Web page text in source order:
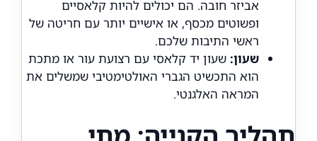
אביזר חובה. הם יכולים להיות קלאסיים
ופשוטים מכסף, או אישיים יותר עם חריטה של
ראשי התיבות שלכם.
שעון: שעון יד קלאסי עם רצועת עור או מתכת
הוא התכשיט הגברי האולטימטיבי שמשלים את
המראה האלגנטי.